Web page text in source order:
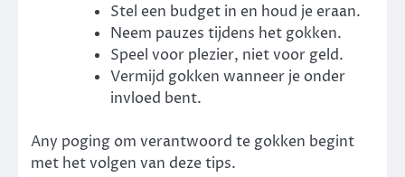
Stel een budget in en houd je eraan.
Neem pauzes tijdens het gokken.
Speel voor plezier, niet voor geld.
Vermijd gokken wanneer je onder
invloed bent.
Any poging om verantwoord te gokken begint
met het volgen van deze tips.